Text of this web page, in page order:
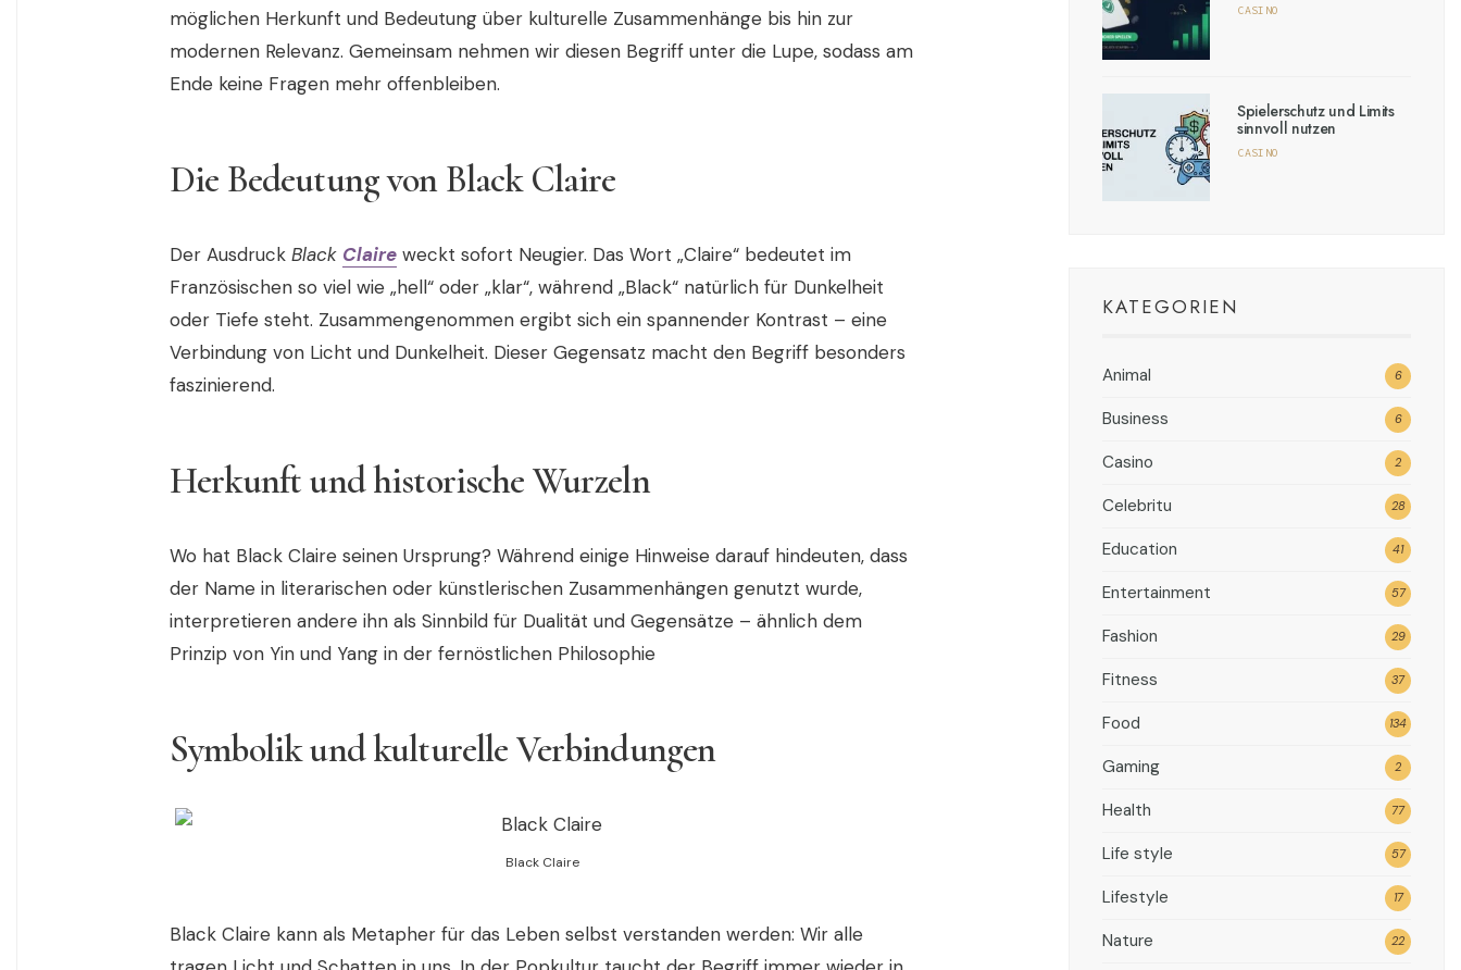
möglichen Herkunft und Bedeutung über kulturelle Zusammenhänge bis hin zur
modernen Relevanz. Gemeinsam nehmen wir diesen Begriff unter die Lupe, sodass am
Ende keine Fragen mehr offenbleiben.
Die Bedeutung von Black Claire
Der Ausdruck Black Claire weckt sofort Neugier. Das Wort „Claire“ bedeutet im
Französischen so viel wie „hell“ oder „klar“, während „Black“ natürlich für Dunkelheit
oder Tiefe steht. Zusammengenommen ergibt sich ein spannender Kontrast – eine
Verbindung von Licht und Dunkelheit. Dieser Gegensatz macht den Begriff besonders
faszinierend.
Herkunft und historische Wurzeln
Wo hat Black Claire seinen Ursprung? Während einige Hinweise darauf hindeuten, dass
der Name in literarischen oder künstlerischen Zusammenhängen genutzt wurde,
interpretieren andere ihn als Sinnbild für Dualität und Gegensätze – ähnlich dem
Prinzip von Yin und Yang in der fernöstlichen Philosophie
Symbolik und kulturelle Verbindungen
Black Claire
Black Claire kann als Metapher für das Leben selbst verstanden werden: Wir alle
CASINO
Spielerschutz und Limits
sinnvoll nutzen
CASINO
KATEGORIEN
Animal 6
Business 6
Casino 2
Celebritu 28
Education 41
Entertainment 57
Fashion 29
Fitness 37
Food 134
Gaming 2
Health 77
Life style 57
Lifestyle 17
Nature 22